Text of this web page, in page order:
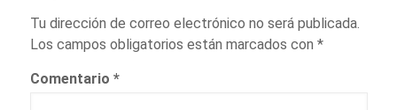
Tu dirección de correo electrónico no será publicada.
Los campos obligatorios están marcados con *
Comentario *